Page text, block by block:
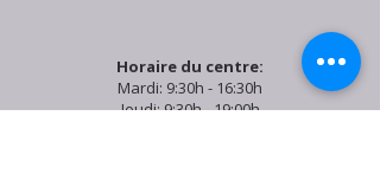
Horaire du centre:
Mardi: 9:30h - 16:30h
Jeudi: 9:30h - 19:00h